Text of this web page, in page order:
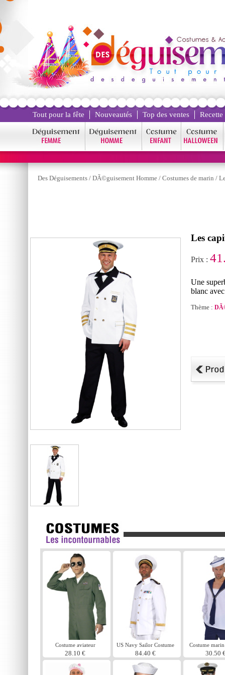
Tout pour la fête Nouveautés Top des ventes
Des Déguisements / DÃ©guisement Homme / Costumes de marin /
Les
Prix :
Une
blanc
Thème :
Costume aviateur
28.10 €
US Navy Sailor Costume
84.40 €
Costume
30.50